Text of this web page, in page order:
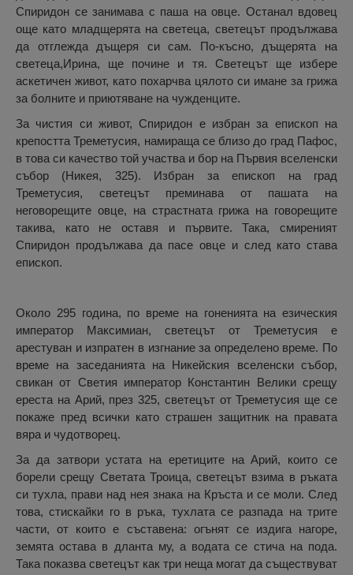
Спиридон се занимава с паша на овце. Останал вдовец
още като младщерята на светеца, светецът продължава
да отглежда дъщеря си сам. По-късно, дъщерята на
светеца,Ирина, ще почине и тя. Светецът ще избере
аскетичен живот, като похарчва цялото си имане за грижа
за болните и приютяване на чужденците.
За чистия си живот, Спиридон е избран за епископ на
крепостта Треметусия, намираща се близо до град Пафос,
в това си качество той участва и бор на Първия вселенски
събор (Никея, 325). Избран за епископ на град
Треметусия, светецът преминава от пашата на
неговорещите овце, на страстната грижа на говорещите
такива, като не оставя и първите. Така, смиреният
Спиридон продължава да пасе овце и след като става
епископ.
Около 295 година, по време на гоненията на езическия
император Максимиан, светецът от Треметусия е
арестуван и изпратен в изгнание за определено време. По
време на заседанията на Никейския вселенски събор,
свикан от Светия император Константин Велики срещу
ереста на Арий, през 325, светецът от Треметусия ще се
покаже пред всички като страшен защитник на правата
вяра и чудотворец.
За да затвори устата на еретиците на Арий, които се
борели срещу Светата Троица, светецът взима в ръката
си тухла, прави над нея знака на Кръста и се моли. След
това, стискайки го в ръка, тухлата се разпада на трите
части, от които е съставена: огънят се издига нагоре,
земята остава в дланта му, а водата се стича на пода.
Така показва светецът как три неща могат да съществуват